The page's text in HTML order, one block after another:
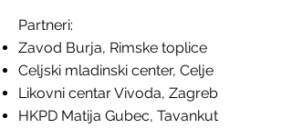
Partneri:
Zavod Burja, Rimske toplice
Celjski mladinski center, Celje
Likovni centar Vivoda, Zagreb
HKPD Matija Gubec, Tavankut